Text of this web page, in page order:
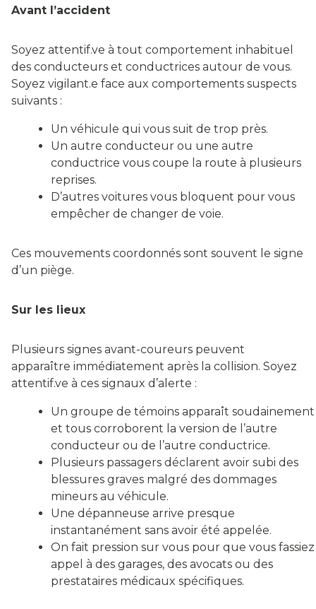
Avant l’accident
Soyez attentif.ve à tout comportement inhabituel
des conducteurs et conductrices autour de vous.
Soyez vigilant.e face aux comportements suspects
suivants :
Un véhicule qui vous suit de trop près.
Un autre conducteur ou une autre
conductrice vous coupe la route à plusieurs
reprises.
D’autres voitures vous bloquent pour vous
empêcher de changer de voie.
Ces mouvements coordonnés sont souvent le signe
d’un piège.
Sur les lieux
Plusieurs signes avant-coureurs peuvent
apparaître immédiatement après la collision. Soyez
attentif.ve à ces signaux d’alerte :
Un groupe de témoins apparaît soudainement
et tous corroborent la version de l’autre
conducteur ou de l’autre conductrice.
Plusieurs passagers déclarent avoir subi des
blessures graves malgré des dommages
mineurs au véhicule.
Une dépanneuse arrive presque
instantanément sans avoir été appelée.
On fait pression sur vous pour que vous fassiez
appel à des garages, des avocats ou des
prestataires médicaux spécifiques.